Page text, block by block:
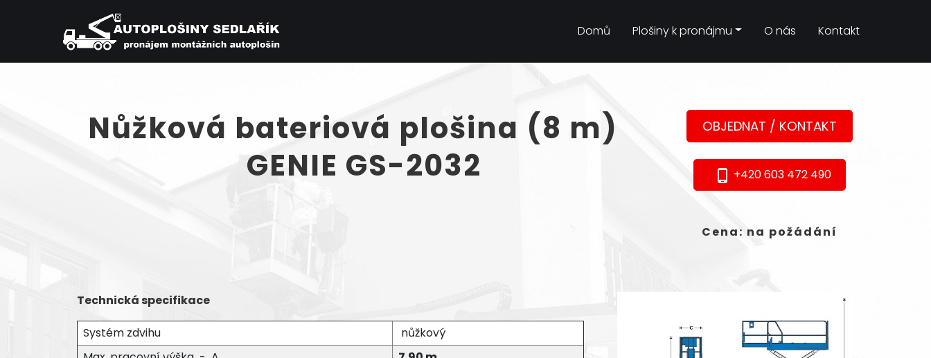
Domů Plošiny k pronájmu O nás Kontakt
Nůžková bateriová plošina (8 m)
GENIE GS-2032
OBJEDNAT / KONTAKT
phone_android +420 603 472 490
Cena: na požádání
Technická specifikace
Systém zdvihu
nůžkový